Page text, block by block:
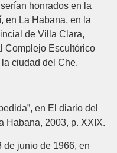
honrados en la
en La Habana, en la
de Villa Clara,
Complejo Escultórico
ciudad del Che.
en El diario del
Habana, 2003, p. XXIX.
de junio de 1966, en